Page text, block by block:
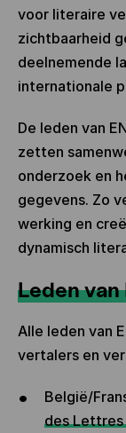
voor literaire
zichtbaarheid
deelnemende
internationale
De leden van
zetten
onderzoek en
gegevens. Zo
werking en
dynamisch
Leden van
Alle leden van
vertalers en
België/
des